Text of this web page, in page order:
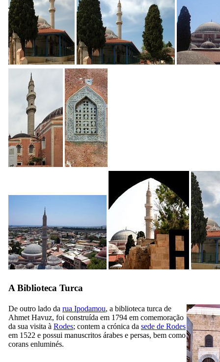
A Biblioteca Turca
De outro lado da rua Ipodamou, a biblioteca turca de
Ahmet Havuz, foi construída em 1794 em comemoração
da sua visita à Rodes; contem a crónica da sede de Rodes
em 1522 e possui manuscritos árabes e persas, bem como
corans enluminés.